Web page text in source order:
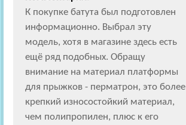
К покупке батута был подготовлен
информационно. Выбрал эту
модель, хотя в магазине здесь есть
ещё ряд подобных. Обращу
внимание на материал платформы
для прыжков - перматрон, это более
крепкий износостойкий материал,
чем полипропилен, плюс к его